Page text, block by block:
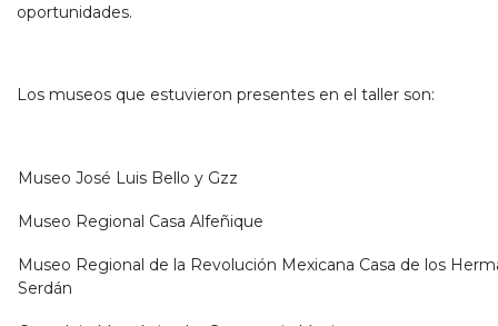
oportunidades.
Los museos que estuvieron presentes en el taller son:
Museo José Luis Bello y Gzz
Museo Regional Casa Alfeñique
Museo Regional de la Revolución Mexicana Casa de los
Serdán